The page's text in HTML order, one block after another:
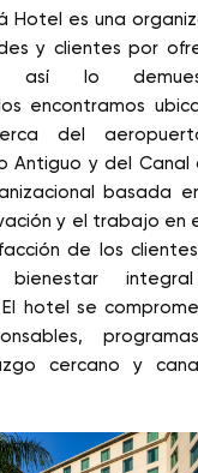
Hotel es una
y clientes por
así lo
encontramos
del
Antiguo y del Canal
basada
y el trabajo en
de los
hotel se
cercano y